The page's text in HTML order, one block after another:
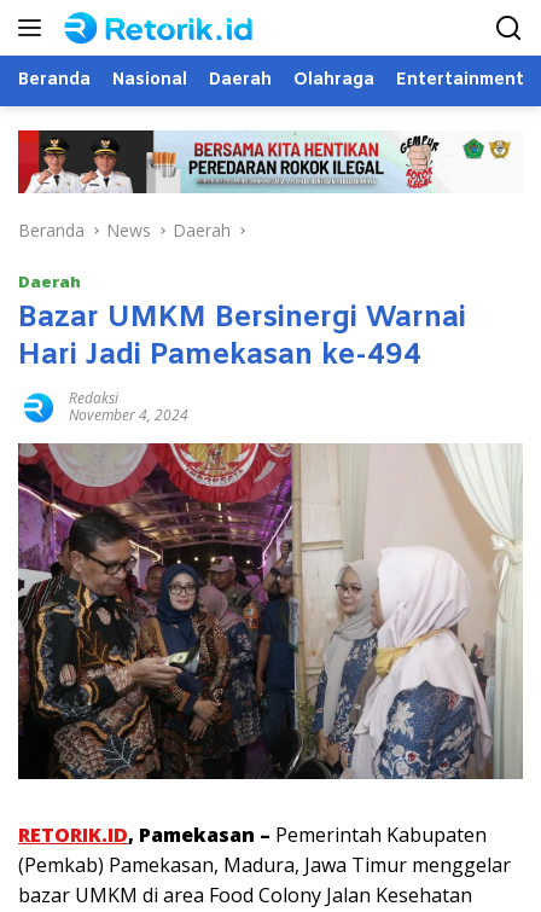
Langsung
Beranda Nasional Daerah Olahraga Entertainment
Beranda News Daerah
Daerah
Bazar UMKM Bersinergi Warnai
Hari Jadi Pamekasan ke-494
Redaksi
November 4, 2024
RETORIK.ID, Pamekasan – Pemerintah Kabupaten
(Pemkab) Pamekasan, Madura, Jawa Timur menggelar
bazar UMKM di area Food Colony Jalan Kesehatan